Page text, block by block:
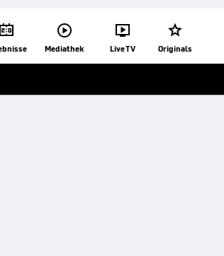
 
Mediathek

Live TV

Originals